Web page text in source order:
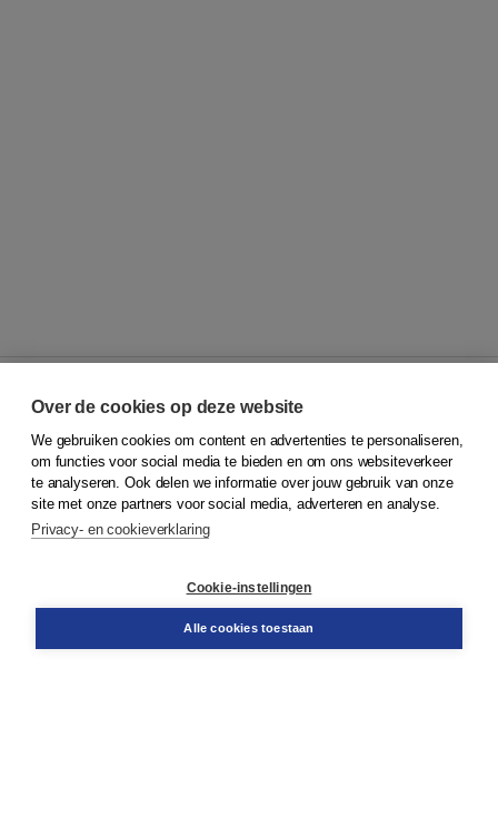
© 2026Koninklijke Boom uitgevers
Klantenservice
Service & informatie
Contact
Over de cookies op deze website
We gebruiken cookies om content en advertenties te personaliseren,
om functies voor social media te bieden en om ons websiteverkeer
te analyseren. Ook delen we informatie over jouw gebruik van onze
site met onze partners voor social media, adverteren en analyse.
Privacy- en cookieverklaring
Cookie-instellingen
Alle cookies toestaan